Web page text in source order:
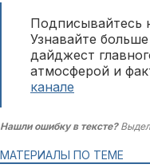
Подписывайтесь
Узнавайте
дайджест
атмосферой и
канале
Нашли ошибку в тексте?
МАТЕРИАЛЫ ПО ТЕМЕ